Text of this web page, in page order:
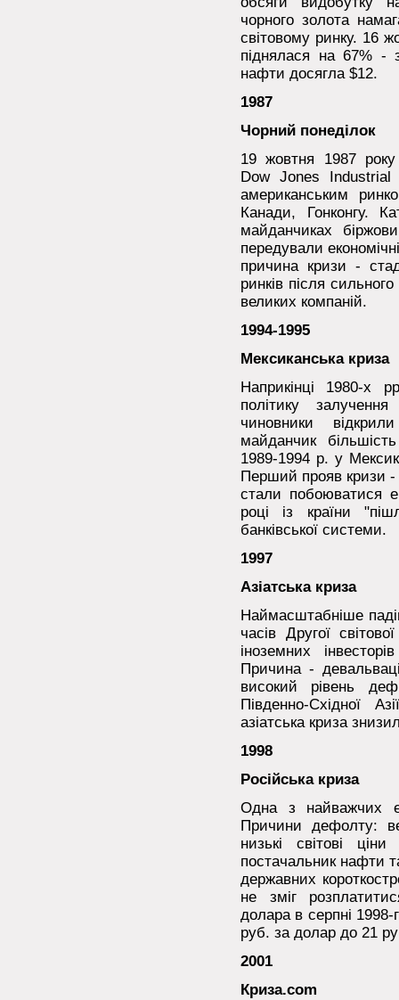
чорного золота
світовому ринку. 16
піднялася на 67% -
нафти досягла $12.
1987
Чорний понеділок
19 жовтня 1987
Dow Jones
американським
Канади, Гонконгу.
майданчиках
передували
причина кризи -
ринків після сильного
великих компаній.
1994-1995
Мексиканська криза
Наприкінці 1980-х
політику
чиновники
майданчик
1989-1994 р. у
Перший прояв кризи -
стали побоюватися
році із країни
банківської системи.
1997
Азіатська криза
Наймасштабніше
часів Другої
іноземних
Причина -
високий рівень
Південно-Східної
азіатська криза
1998
Російська криза
Одна з найважчих
Причини дефолту:
низькі світові
постачальник нафти
державних
не зміг
долара в серпні 1998-
руб. за долар до 21
2001
Криза.com